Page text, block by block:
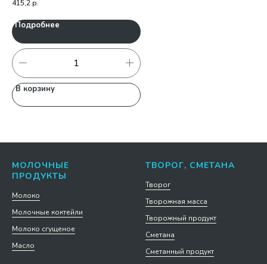
415,2 р.
Подробнее
В корзину
МОЛОЧНЫЕ
ПРОДУКТЫ
Молоко
Молочные коктейли
Молоко сгущеное
Масло
ТВОРОГ, СМЕТАНА
Творог
Творожная масса
Творожный продукт
Сметана
Сметанный продукт